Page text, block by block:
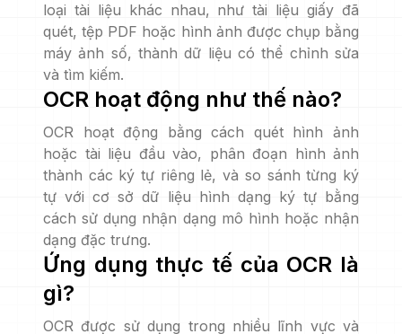
loại tài liệu khác nhau, như tài liệu giấy đã
quét, tệp PDF hoặc hình ảnh được chụp bằng
máy ảnh số, thành dữ liệu có thể chỉnh sửa
và tìm kiếm.
OCR hoạt động như thế nào?
OCR hoạt động bằng cách quét hình ảnh
hoặc tài liệu đầu vào, phân đoạn hình ảnh
thành các ký tự riêng lẻ, và so sánh từng ký
tự với cơ sở dữ liệu hình dạng ký tự bằng
cách sử dụng nhận dạng mô hình hoặc nhận
dạng đặc trưng.
Ứng dụng thực tế của OCR là
gì?
OCR được sử dụng trong nhiều lĩnh vực và